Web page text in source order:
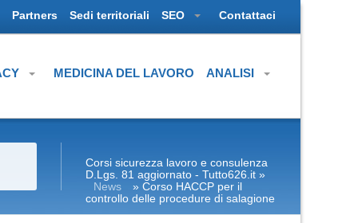
Partners Sedi territoriali SEO Contattaci
MEDICINA DEL LAVORO ANALISI
Corsi sicurezza lavoro e consulenza
D.Lgs. 81 aggiornato - Tutto626.it »
News
» Corso HACCP per il
controllo delle procedure di salagione